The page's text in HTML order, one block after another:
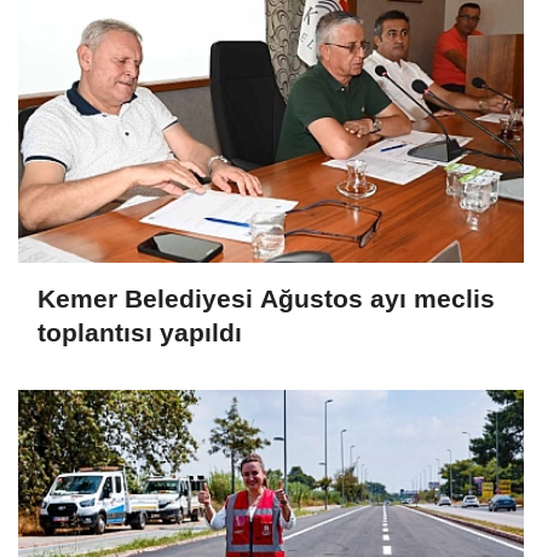
Kemer Belediyesi Ağustos ayı meclis
toplantısı yapıldı